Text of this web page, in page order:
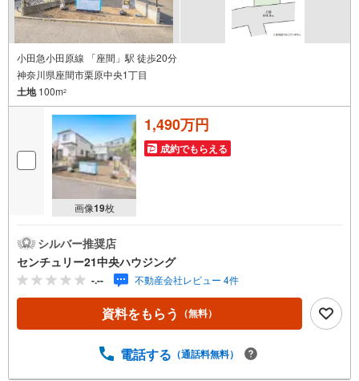
小田急小田原線 「座間」駅 徒歩20分
神奈川県座間市栗原中央1丁目
土地100m2
画像19枚
1,490万円
成約でもらえる
シルバー推奨店
センチュリー21中央ハウジング
-.-- 不動産会社レビュー 4件
資料をもらう （無料）
電話する （通話料無料）